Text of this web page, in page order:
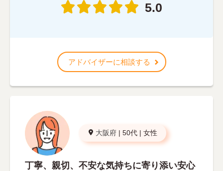
5.0
アドバイザーに相談する
大阪府 | 50代 | 女性
丁寧、親切、不安な気持ちに寄り添い安心